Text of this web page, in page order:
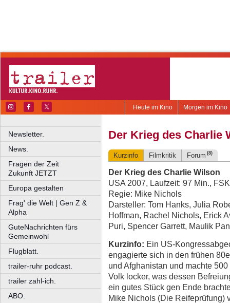
Morgen im Kino
Heute im Kino
Newsletter.
News.
Fragen der Zeit
Zukunft JETZT
Europa gestalten
Frag' die Welt | Gen Z &
Alpha
GuteNachrichten fürs
Gemeinwohl
Flugblatt.
trailer-ruhr podcast.
trailer zahl-ich.
ABO.
Der Krieg des Charlie
Kurzinfo Filmkritik Forum (8)
Der Krieg des Charlie Wilson
USA 2007, Laufzeit: 97 Min.,
Regie: Mike Nichols
Darsteller: Tom Hanks, Julia
Hoffman, Rachel Nichols, Erick
Puri, Spencer Garrett, Maulik
Kurzinfo: Ein US-
engagierte sich in den frühen
und Afghanistan und machte
Volk locker, was dessen
ein gutes Stück gen Ende
Mike Nichols (Die